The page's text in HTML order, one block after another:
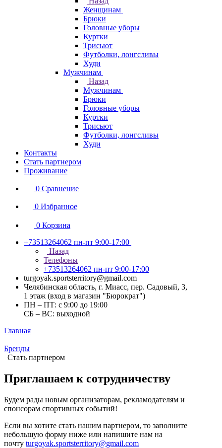
Женщинам
Брюки
Головные уборы
Куртки
Трисьют
Футболки, лонгсливы
Худи
Мужчинам
Назад
Мужчинам
Брюки
Головные уборы
Куртки
Трисьют
Футболки, лонгсливы
Худи
Контакты
Стать партнером
Проживание
0 Сравнение
0 Избранное
0 Корзина
+73513264062 пн-пт 9:00-17:00
Назад
Телефоны
+73513264062 пн-пт 9:00-17:00
turgoyak.sportsterritory@gmail.com
Челябинская область, г. Миасс, пер. Садовый, 3,
1 этаж (вход в магазин "Бюрократ")
ПН – ПТ: с 9:00 до 19:00
СБ – ВС: выходной
Главная
Бренды
Стать партнером
Приглашаем к сотрудничеству
Будем рады новым организаторам, рекламодателям и
спонсорам спортивных событий!
Если вы хотите стать нашим партнером, то заполните
небольшую форму ниже или напишите нам на
почту turgoyak.sportsterritory@gmail.com